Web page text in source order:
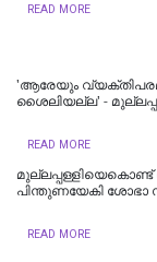
READ MORE
'ആരേയും
ശൈലിയല്ല' -
READ MORE
മുല്ലപ്പള്ളിയെകൊണ്ട്
പിന്തുണയേകി ശോഭാ
READ MORE